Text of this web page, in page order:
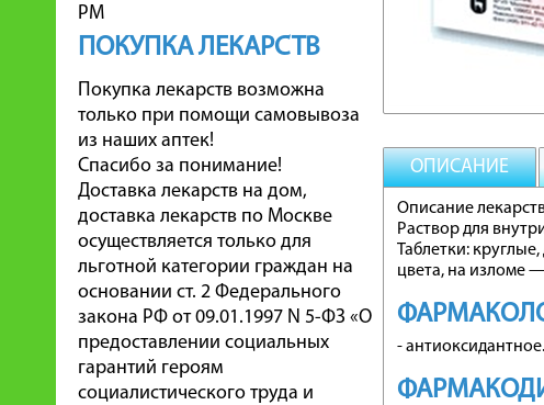
PM
ПОКУПКА ЛЕКАРСТВ
Покупка лекарств возможна
только при помощи самовывоза
из наших аптек!
Спасибо за понимание!
Доставка лекарств на дом,
доставка лекарств по Москве
осуществляется только для
льготной категории граждан на
основании ст. 2 Федерального
закона РФ от 09.01.1997 N 5-ФЗ «О
предоставлении социальных
гарантий героям
социалистического труда и
ОПИСАНИЕ
Описание
Раствор для
Таблетки:
цвета, на изломе
- антиоксидантное.